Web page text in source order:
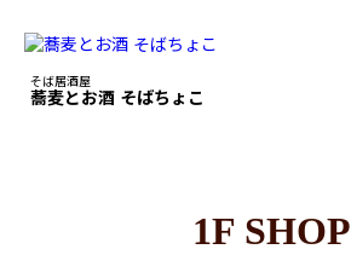
そば居酒屋
蕎麦とお酒 そばちょこ
1F SHOP